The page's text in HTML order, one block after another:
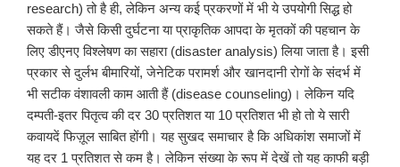
research) तो है ही, लेकिन अन्य कई प्रकरणों में भी ये उपयोगी सिद्ध हो
सकते हैं। जैसे किसी दुर्घटना या प्राकृतिक आपदा के मृतकों की पहचान के
लिए डीएनए विश्लेषण का सहारा (disaster analysis) लिया जाता है। इसी
प्रकार से दुर्लभ बीमारियों, जेनेटिक परामर्श और खानदानी रोगों के संदर्भ में
भी सटीक वंशावली काम आती हैं (disease counseling)। लेकिन यदि
दम्पती-इतर पितृत्व की दर 30 प्रतिशत या 10 प्रतिशत भी हो तो ये सारी
कवायदें फिज़ूल साबित होंगी। यह सुखद समाचार है कि अधिकांश समाजों में
यह दर 1 प्रतिशत से कम है। लेकिन संख्या के रूप में देखें तो यह काफी बड़ी